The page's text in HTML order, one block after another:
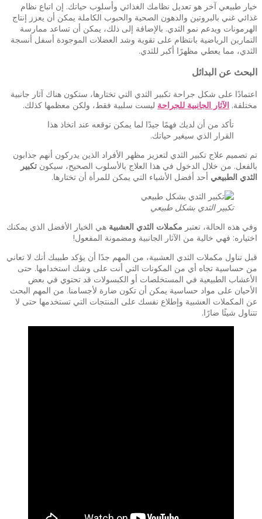
خيار طبيعي آخر هو تعديل نظامك الغذائي وأسلوب حياتك. إن اتباع نظام
غذائي غني بالبروتين والدهون الصحية والحبوب الكاملة يمكن أن يعزز إنتاج
الهرمونات ويدعم نمو الثدي. بالإضافة إلى ذلك، يمكن أن تساعد ممارسة
التمارين الرياضية بانتظام على تقوية وشد العضلات الموجودة أسفل أنسجة
الثدي، مما يعطي مظهرًا أكبر للثدي.
البحث عن البدائل
اعتمادًا على شكل جراحة تكبير الثدي التي تختارها، ستكون هناك آثار جانبية
مختلفة. الآثار الجانبية للجراحة ليست سلبية فقط، ولكن معظمها كذلك.
تأكد من أن لديك فهمًا جيدًا لما يمكن توقعه عند اتخاذ هذا
القرار الذي سيغير حياتك.
تم تصميم علاج تكبير الثدي لتعزيز مظهر الأفراد الذين يدركون أنهم جذابون
بالفعل. من خلال الدخول في هذا العلاج بالأسلوب الصحيح، سيكون تكبير
الثدي الطبيعي أحد أفضل الأشياء التي يمكن للمرأة أن تختارها.
تكبير الثدي بشكل طبيعي
وفي هذه الحالة، تعتبر مكملات الثدي العشبية هي الخيار الأفضل الذي يمكنك
اختياره: فهي خالية من الآثار الجانبية ومضمونة المفعول!
قبل تناول مكملات الثدي العشبية، من المهم جدًا أن يؤكد طبيبك أنك لا تعاني
من حساسية تجاه أي من المكونات التي أنت على وشك استخدامها. حتى
الأعشاب الطبيعية في المستخلصات أو الكبسولات قد تحتوي في بعض
الأحيان على مواد حساسية يمكن أن تكون ضارة لأجسامنا. من المهم البحث
عن المكملات العشبية وإطلاع نفسك على المنتجات التي تستخدمها حتى لا
تتناول شيئًا ضارًا.